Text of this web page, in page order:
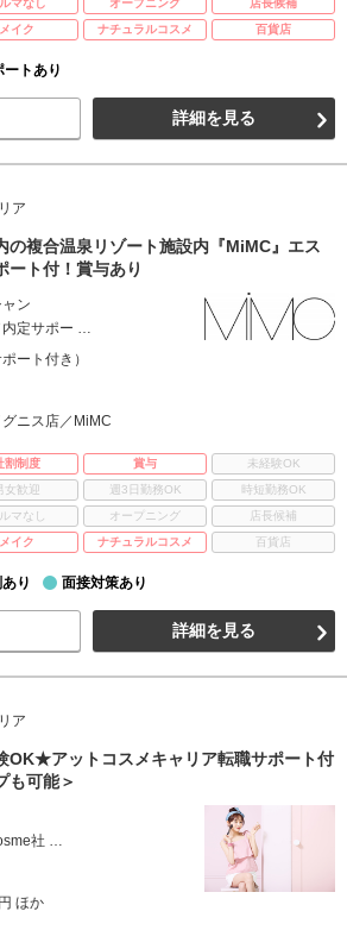
マなし オープニング
店長候補
メイク ナチュラルコスメ 百貨店
ートあり
詳細を見る
ア
の複合温泉リゾート施設内『MiMC』エス
ト付！賞与あり
ン
内定サポー …
ート付き）
ニス店／MiMC
割制度 賞与
未経験OK
女歓迎 週3日勤務OK
時短勤務OK
マなし オープニング
店長候補
メイク ナチュラルコスメ 百貨店
り 面接対策あり
詳細を見る
ア
OK★アットコスメキャリア転職サポート付
も可能＞
社 …
ほか